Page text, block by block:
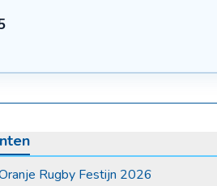
Rugby Festijn 2026